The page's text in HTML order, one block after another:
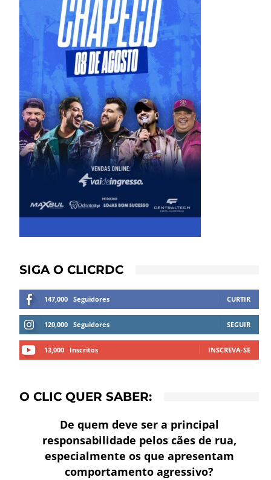
SIGA O CLICRDC
147,000 Seguidores CURTIR
120,000 Seguidores SEGUIR
13,000 Inscritos INSCREVA-SE
O CLIC QUER SABER:
De quem deve ser a principal
responsabilidade pelos cães de rua,
especialmente os que apresentam
comportamento agressivo?